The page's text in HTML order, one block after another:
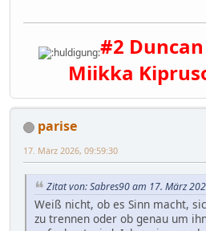
#2
Miikka
parise
17. März 2026, 09:59:30
Zitat von: Sabres90 am 17. März
Weiß nicht, ob es Sinn macht,
zu trennen oder ob genau um